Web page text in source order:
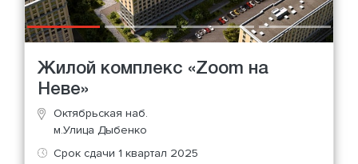
Жилой комплекс «Zoom на
Неве»
Октябрьская наб.
м.Улица Дыбенко
Срок сдачи 1 квартал 2025